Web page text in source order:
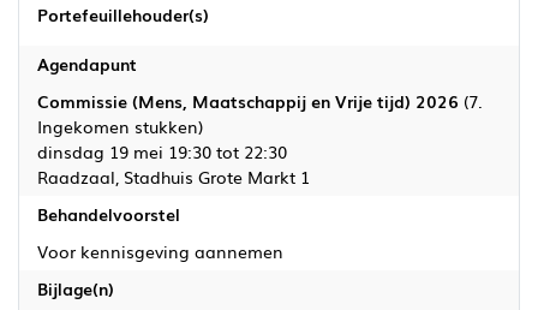
Portefeuillehouder(s)
Agendapunt
Commissie (Mens, Maatschappij en Vrije tijd) 2026 (7.
Ingekomen stukken)
dinsdag 19 mei 19:30 tot 22:30
Raadzaal, Stadhuis Grote Markt 1
Behandelvoorstel
Voor kennisgeving aannemen
Bijlage(n)